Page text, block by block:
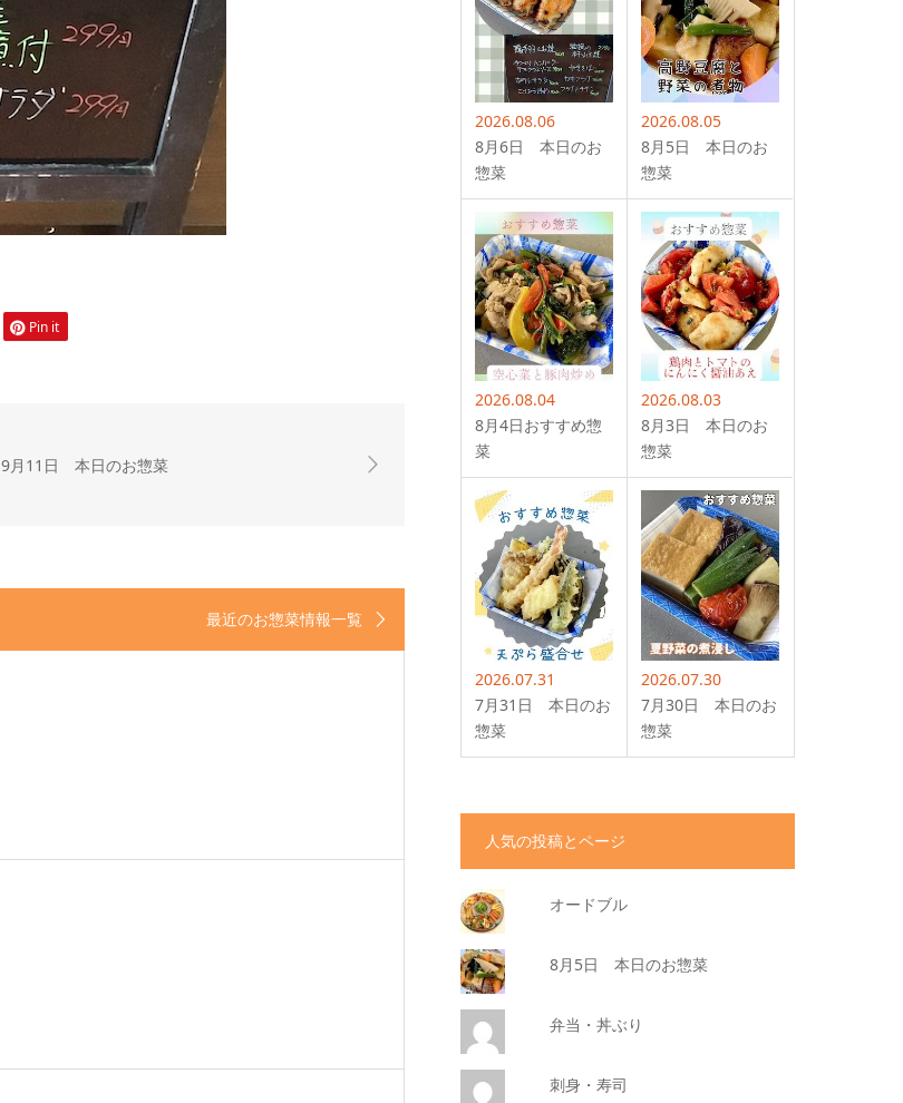
Pin it
9月11日 本日のお惣菜
最近のお惣菜情報一覧
2026.08.06
8月6日 本日のお
惣菜
2026.08.05
8月5日 本日のお
惣菜
2026.08.04
8月4日おすすめ惣
菜
2026.08.03
8月3日 本日のお
惣菜
2026.07.31
7月31日 本日のお
惣菜
2026.07.30
7月30日 本日のお
惣菜
人気の投稿とページ
オードブル
8月5日 本日のお惣菜
弁当・丼ぶり
刺身・寿司